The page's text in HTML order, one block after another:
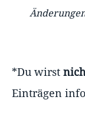
*Du wirst
Einträgen